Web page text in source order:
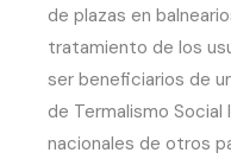
de plazas en
tratamiento de los
ser beneficiarios de
de Termalismo
nacionales de otros